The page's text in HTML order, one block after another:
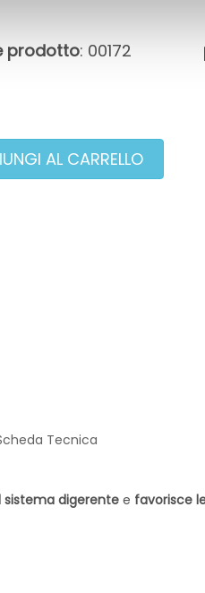
prodotto: 00172
Tecnica
sistema digerente e favorisce